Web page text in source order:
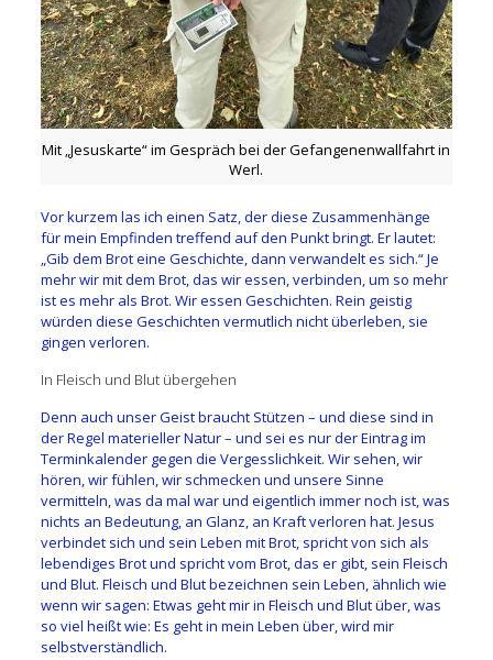
Mit „Jesuskarte“ im Gespräch bei der Gefangenenwallfahrt in
Werl.
Vor kurzem las ich einen Satz, der diese Zusammenhänge
für mein Empfinden treffend auf den Punkt bringt. Er lautet:
„Gib dem Brot eine Geschichte, dann verwandelt es sich.“ Je
mehr wir mit dem Brot, das wir essen, verbinden, um so mehr
ist es mehr als Brot. Wir essen Geschichten. Rein geistig
würden diese Geschichten vermutlich nicht überleben, sie
gingen verloren.
In Fleisch und Blut übergehen
Denn auch unser Geist braucht Stützen – und diese sind in
der Regel materieller Natur – und sei es nur der Eintrag im
Terminkalender gegen die Vergesslichkeit. Wir sehen, wir
hören, wir fühlen, wir schmecken und unsere Sinne
vermitteln, was da mal war und eigentlich immer noch ist, was
nichts an Bedeutung, an Glanz, an Kraft verloren hat. Jesus
verbindet sich und sein Leben mit Brot, spricht von sich als
lebendiges Brot und spricht vom Brot, das er gibt, sein Fleisch
und Blut. Fleisch und Blut bezeichnen sein Leben, ähnlich wie
wenn wir sagen: Etwas geht mir in Fleisch und Blut über, was
so viel heißt wie: Es geht in mein Leben über, wird mir
selbstverständlich.